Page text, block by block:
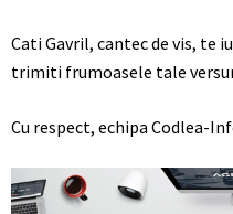
Cati Gavril, cantec de vis, te
trimiti frumoasele tale
Cu respect, echipa Codlea-